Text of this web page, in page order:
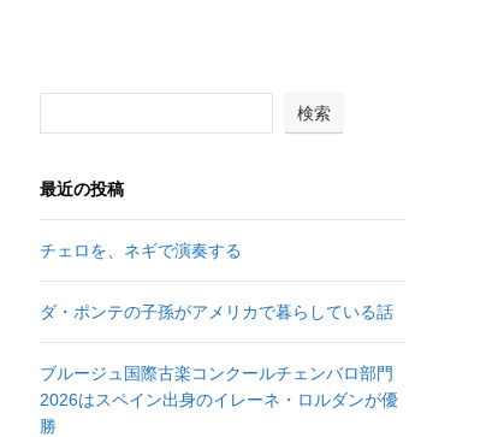
検索
最近の投稿
チェロを、ネギで演奏する
ダ・ポンテの子孫がアメリカで暮らしている話
ブルージュ国際古楽コンクールチェンバロ部門
2026はスペイン出身のイレーネ・ロルダンが優
勝